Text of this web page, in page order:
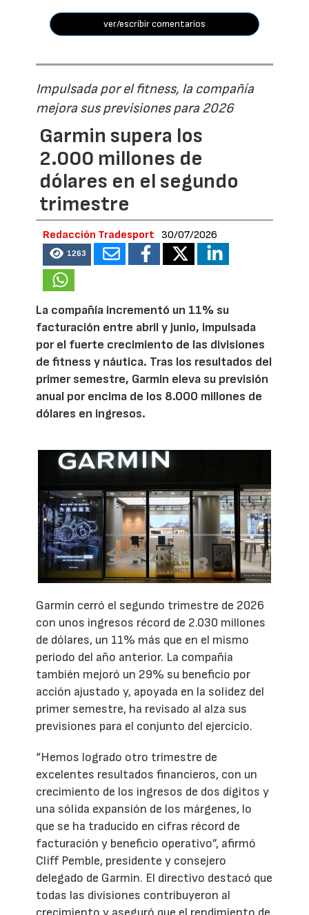
ver/escribir comentarios
Impulsada por el fitness, la compañía
mejora sus previsiones para 2026
Garmin supera los
2.000 millones de
dólares en el segundo
trimestre
Redacción Tradesport 30/07/2026
1263
La compañía incrementó un 11% su
facturación entre abril y junio, impulsada
por el fuerte crecimiento de las divisiones
de fitness y náutica. Tras los resultados del
primer semestre, Garmin eleva su previsión
anual por encima de los 8.000 millones de
dólares en ingresos.
Garmin cerró el segundo trimestre de 2026
con unos ingresos récord de 2.030 millones
de dólares, un 11% más que en el mismo
periodo del año anterior. La compañía
también mejoró un 29% su beneficio por
acción ajustado y, apoyada en la solidez del
primer semestre, ha revisado al alza sus
previsiones para el conjunto del ejercicio.
“Hemos logrado otro trimestre de
excelentes resultados financieros, con un
crecimiento de los ingresos de dos dígitos y
una sólida expansión de los márgenes, lo
que se ha traducido en cifras récord de
facturación y beneficio operativo”, afirmó
Cliff Pemble, presidente y consejero
delegado de Garmin. El directivo destacó que
todas las divisiones contribuyeron al